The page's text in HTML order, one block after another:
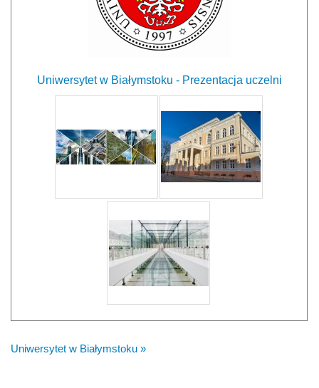
Uniwersytet w Białymstoku - Prezentacja uczelni
Uniwersytet w Białymstoku »